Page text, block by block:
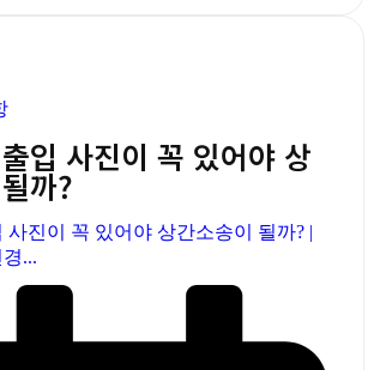
입 사진이 꼭 있어야 상
까?
사진이 꼭 있어야 상간소송이 될까? |
...